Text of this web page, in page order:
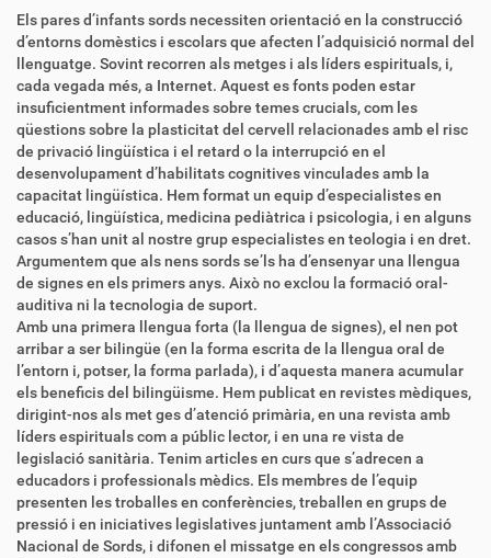
Els pares d’infants sords necessiten orientació en la construcció
d’entorns domèstics i escolars que afecten l’adquisició normal del
llenguatge. Sovint recorren als metges i als líders espirituals, i,
cada vegada més, a Internet. Aquest es fonts poden estar
insuficientment informades sobre temes crucials, com les
qüestions sobre la plasticitat del cervell relacionades amb el risc
de privació lingüística i el retard o la interrupció en el
desenvolupament d’habilitats cognitives vinculades amb la
capacitat lingüística. Hem format un equip d’especialistes en
educació, lingüística, medicina pediàtrica i psicologia, i en alguns
casos s’han unit al nostre grup especialistes en teologia i en dret.
Argumentem que als nens sords se’ls ha d’ensenyar una llengua
de signes en els primers anys. Això no exclou la formació oral-
auditiva ni la tecnologia de suport.
Amb una primera llengua forta (la llengua de signes), el nen pot
arribar a ser bilingüe (en la forma escrita de la llengua oral de
l’entorn i, potser, la forma parlada), i d’aquesta manera acumular
els beneficis del bilingüisme. Hem publicat en revistes mèdiques,
dirigint-nos als met ges d’atenció primària, en una revista amb
líders espirituals com a públic lector, i en una re vista de
legislació sanitària. Tenim articles en curs que s’adrecen a
educadors i professionals mèdics. Els membres de l’equip
presenten les troballes en conferències, treballen en grups de
pressió i en iniciatives legislatives juntament amb l’Associació
Nacional de Sords, i difonen el missatge en els congressos amb